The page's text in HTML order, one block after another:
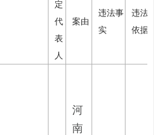
定
代
表
人
案由
违法事
实
违法
依据
河
南